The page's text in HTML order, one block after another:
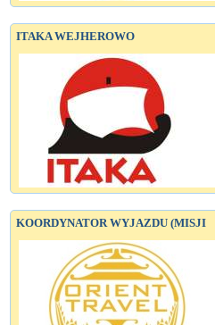
ITAKA WEJHEROWO
KOORDYNATOR WYJAZDU (MISJI